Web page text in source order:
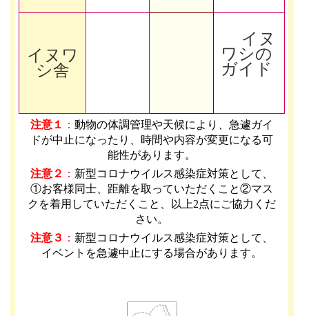
イヌワ
シ舎
イヌ
ワシの
ガイド
注意１ ：動物の体調管理や天候により、急遽ガイ
ドが中止になったり、時間や内容が変更になる可
能性があります。
注意２ ： 新型コロナウイルス感染症対策として、
①お客様同士、距離を取っていただくこと②マス
クを着用していただくこと、以上2点にご協力くだ
さい。
注意３ ： 新型コロナウイルス感染症対策として、
イベントを急遽中止にする場合があります。